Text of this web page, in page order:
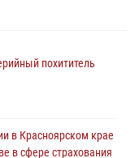
похититель
в Красноярском крае
в сфере страхования